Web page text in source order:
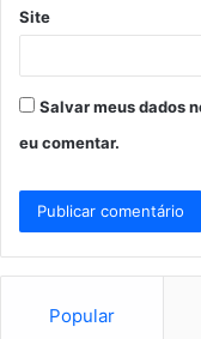
Site
Salvar meus dados
eu comentar.
Popular